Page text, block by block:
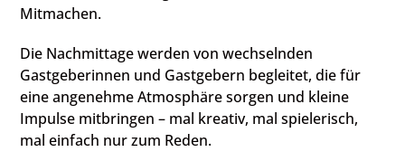
Mitmachen.
Die Nachmittage werden von wechselnden
Gastgeberinnen und Gastgebern begleitet, die für
eine angenehme Atmosphäre sorgen und kleine
Impulse mitbringen – mal kreativ, mal spielerisch,
mal einfach nur zum Reden.